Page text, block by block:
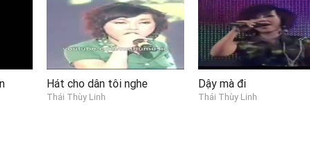
Hát cho dân tôi nghe
Thái Thùy Linh
Dậy mà đi
Thái Thùy Linh